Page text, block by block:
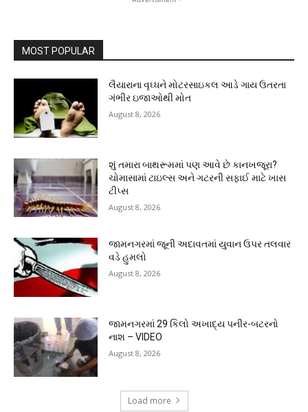
MOST POPULAR
લૈયારાના વૃઘ્ધને મોટરસાઇકલ આડે ગાય ઉતરતા
ગંભીર ઇજાઓથી મોત
August 8, 2026
શું તમારા બાથરૂમમાં પણ આવે છે કાનખજૂરા?
ચોમાસામાં ટાઇલ્સ અને ગટરની સફાઈ માટે ખાસ
ટીપ્સ
August 8, 2026
જામનગરમાં જૂની અદાવતમાં યુવાન ઉપર તલવાર
વડે હુમલો
August 8, 2026
જામનગરમાં 29 કિલો અખાદ્ય પનીર-બટરનો
નાશ – VIDEO
August 8, 2026
Load more